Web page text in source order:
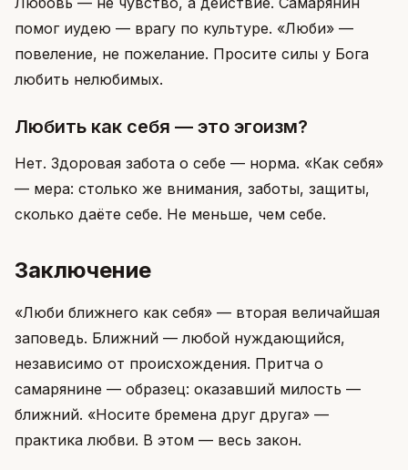
помог иудею — врагу по культуре. «Люби» —
повеление, не пожелание. Просите силы у Бога
любить нелюбимых.
Любить как себя — это эгоизм?
Нет. Здоровая забота о себе — норма. «Как себя»
— мера: столько же внимания, заботы, защиты,
сколько даёте себе. Не меньше, чем себе.
Заключение
«Люби ближнего как себя» — вторая величайшая
заповедь. Ближний — любой нуждающийся,
независимо от происхождения. Притча о
самарянине — образец: оказавший милость —
ближний. «Носите бремена друг друга» —
практика любви. В этом — весь закон.